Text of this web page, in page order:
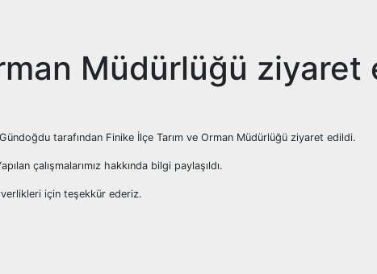
Müdürlüğü ziyaret
tarafından Finike İlçe Tarım ve Orman Müdürlüğü ziyaret edildi.
çalışmalarımız hakkında bilgi paylaşıldı.
için teşekkür ederiz.